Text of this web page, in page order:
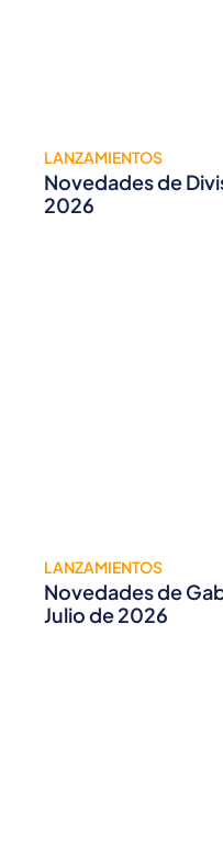
LANZAMIENTOS
Novedades de
2026
LANZAMIENTOS
Novedades de
Julio de 2026